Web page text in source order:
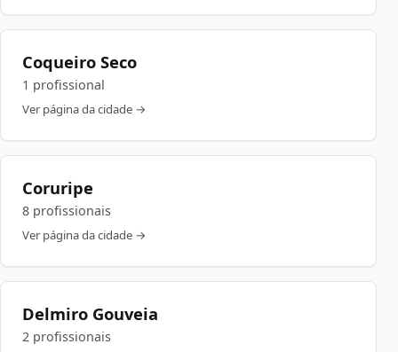
Coqueiro Seco
1 profissional
Ver página da cidade →
Coruripe
8 profissionais
Ver página da cidade →
Delmiro Gouveia
2 profissionais